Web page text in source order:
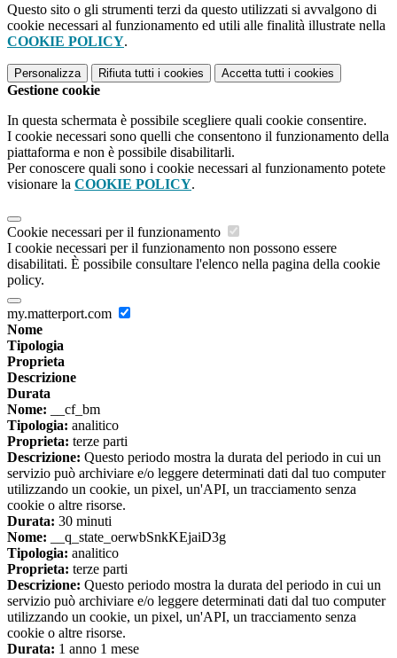
Questo sito o gli strumenti terzi da questo utilizzati si avvalgono di
cookie necessari al funzionamento ed utili alle finalità illustrate nella
COOKIE POLICY.
Personalizza Rifiuta tutti i cookies Accetta tutti i cookies
Gestione cookie
In questa schermata è possibile scegliere quali cookie consentire.
I cookie necessari sono quelli che consentono il funzionamento della
piattaforma e non è possibile disabilitarli.
Per conoscere quali sono i cookie necessari al funzionamento potete
visionare la COOKIE POLICY.
Cookie necessari per il funzionamento
I cookie necessari per il funzionamento non possono essere
disabilitati. È possibile consultare l'elenco nella pagina della cookie
policy.
my.matterport.com
Nome
Tipologia
Proprieta
Descrizione
Durata
Nome: __cf_bm
Tipologia: analitico
Proprieta: terze parti
Descrizione: Questo periodo mostra la durata del periodo in cui un
servizio può archiviare e/o leggere determinati dati dal tuo computer
utilizzando un cookie, un pixel, un'API, un tracciamento senza
cookie o altre risorse.
Durata: 30 minuti
Nome: __q_state_oerwbSnkKEjaiD3g
Tipologia: analitico
Proprieta: terze parti
Descrizione: Questo periodo mostra la durata del periodo in cui un
servizio può archiviare e/o leggere determinati dati dal tuo computer
utilizzando un cookie, un pixel, un'API, un tracciamento senza
cookie o altre risorse.
Durata: 1 anno 1 mese